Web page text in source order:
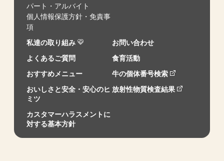
パート・アルバイト
個人情報保護方針・免責事
項
私達の取り組み
お問い合わせ
よくあるご質問
食育活動
おすすめメニュー
牛の個体番号検索
おいしさと安全・安心のヒ
ミツ
放射性物質検査結果
カスタマーハラスメントに
対する基本方針